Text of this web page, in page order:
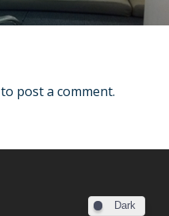
to post a comment.
Dark